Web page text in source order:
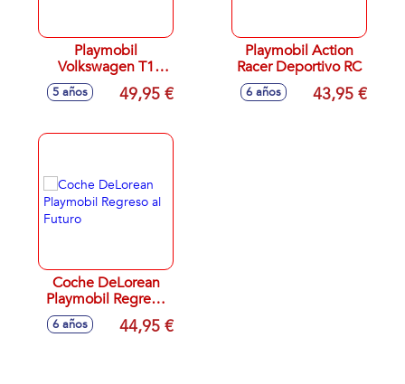
Playmobil
Volkswagen T1
Camping Bus
5 años 49,95 €
Playmobil Action
Racer Deportivo RC
6 años 43,95 €
Coche DeLorean
Playmobil Regreso
al Futuro
6 años 44,95 €